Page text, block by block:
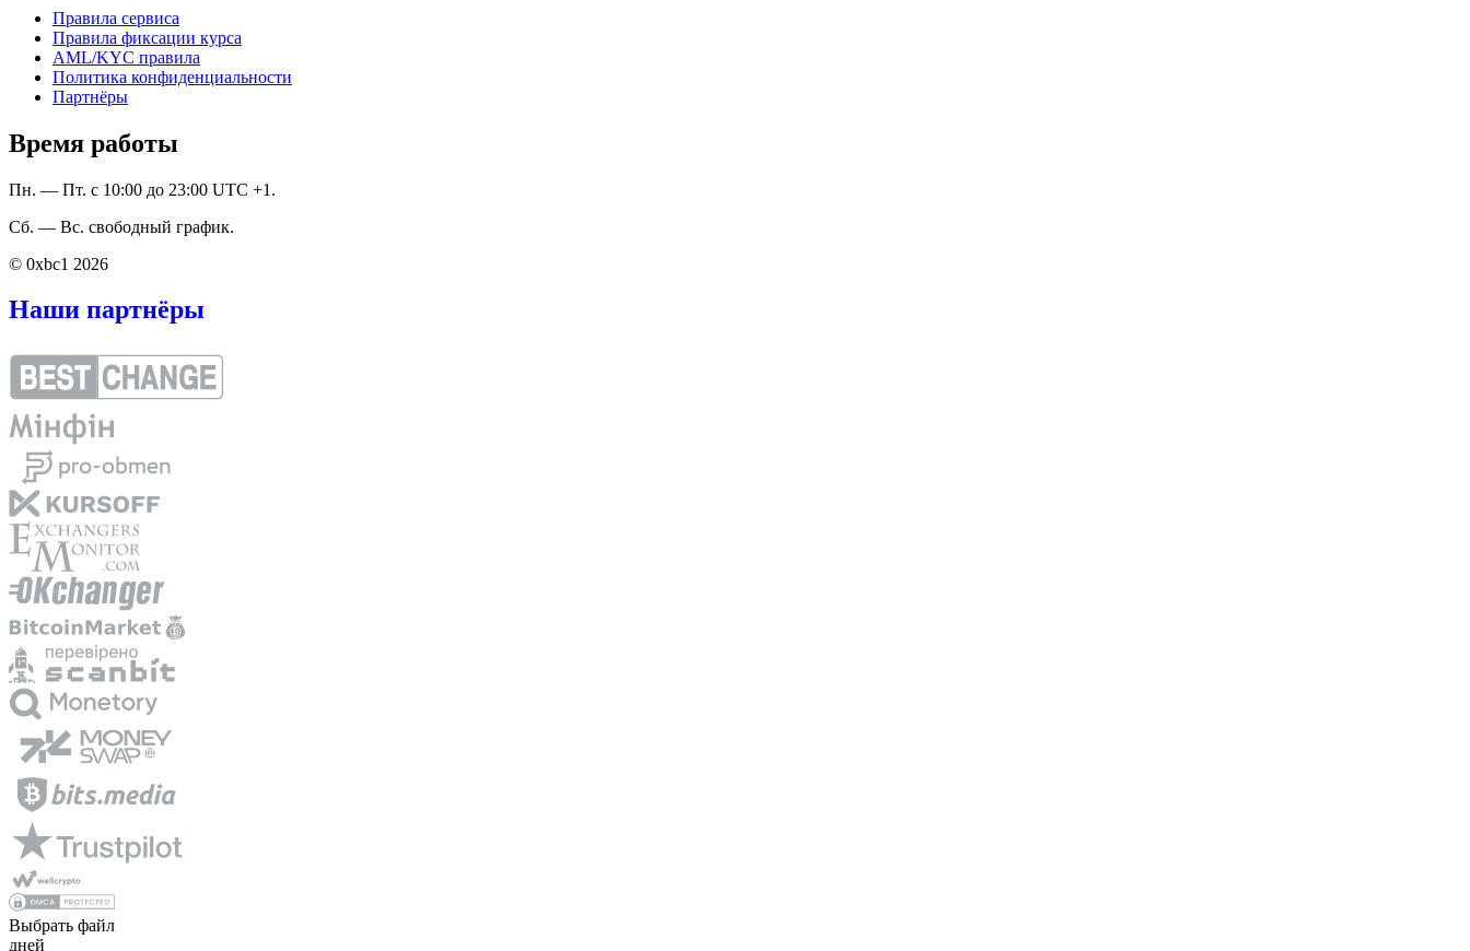
Правила сервиса
Правила фиксации курса
AML/KYC правила
Политика конфиденциальности
Партнёры
Время работы
Пн. — Пт. с 10:00 до 23:00 UTC +1.
Сб. — Вс. свободный график.
© 0xbc1 2026
Наши партнёры
Выбрать файл
дней